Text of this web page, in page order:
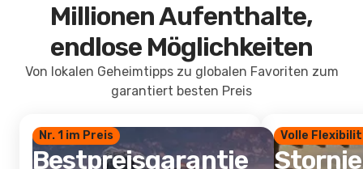
Millionen Aufenthalte,
endlose Möglichkeiten
Von lokalen Geheimtipps zu globalen Favoriten zum
garantiert besten Preis
Nr. 1 im Preis
Bestpreisgarantie
Volle